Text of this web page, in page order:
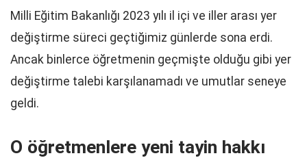
Milli Eğitim Bakanlığı 2023 yılı il içi ve iller arası yer
değiştirme süreci geçtiğimiz günlerde sona erdi.
Ancak binlerce öğretmenin geçmişte olduğu gibi yer
değiştirme talebi karşılanamadı ve umutlar seneye
geldi.
O öğretmenlere yeni tayin hakkı